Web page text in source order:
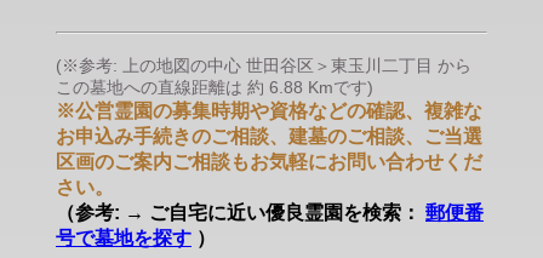
(※参考: 上の地図の中心 世田谷区＞東玉川二丁目 から
この墓地への直線距離は 約 6.88 Kmです)
※公営霊園の募集時期や資格などの確認、複雑な
お申込み手続きのご相談、建墓のご相談、ご当選
区画のご案内ご相談もお気軽にお問い合わせくだ
さい。
（参考: → ご自宅に近い優良霊園を検索： 郵便番
号で墓地を探す ）